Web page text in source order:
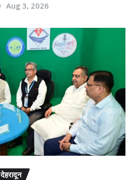
Aug 3, 2026
देहरादून